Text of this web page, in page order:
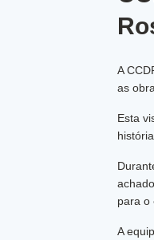
A
as
Esta
para o
A